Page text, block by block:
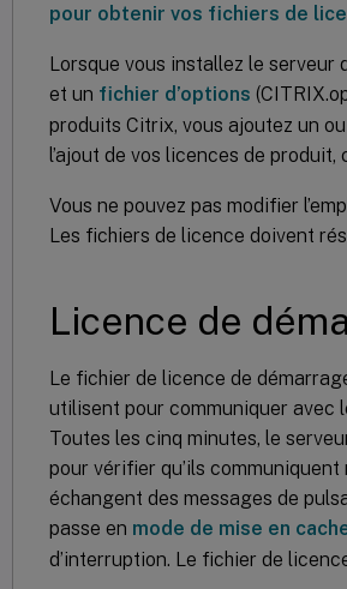
pour obtenir vos fichiers de
Lorsque vous installez le
et un fichier d’options
produits Citrix, vous ajoutez un
l’ajout de vos licences de produit,
Vous ne pouvez pas modifier
Les fichiers de licence doivent
Licence de
Le fichier de licence de
utilisent pour communiquer avec
Toutes les cinq minutes, le
pour vérifier qu’ils
échangent des messages de
passe en mode de mise en
d’interruption. Le fichier de